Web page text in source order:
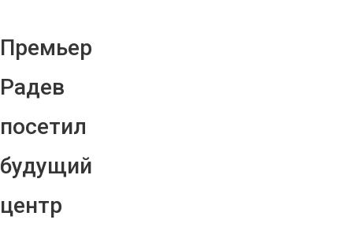
Премьер
Радев
посетил
будущий
центр